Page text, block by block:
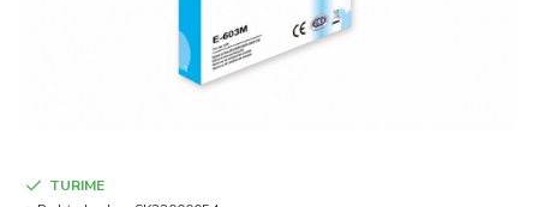
TURIME